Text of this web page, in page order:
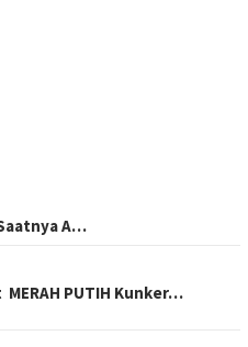
A…
PUTIH Kunker…